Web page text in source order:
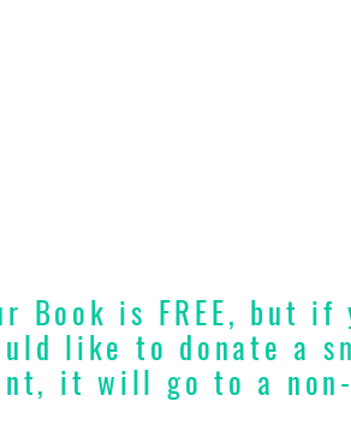
Book is FREE, but if
like to donate a
it will go to a